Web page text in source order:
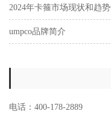
2024年卡箍市场现状和趋
umpco品牌简介
电话：400-178-2889